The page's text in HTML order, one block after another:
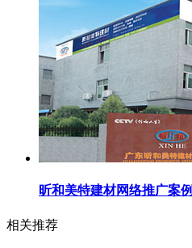
昕和美特建材网络推广案例
相关推荐